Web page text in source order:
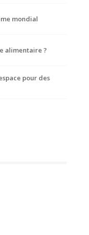
mondial
alimentaire ?
pour des